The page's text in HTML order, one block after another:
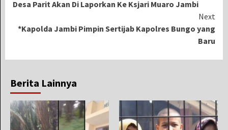
Desa Parit Akan Di Laporkan Ke Ksjari Muaro Jambi
Next
*Kapolda Jambi Pimpin Sertijab Kapolres Bungo yang
Baru
Berita Lainnya